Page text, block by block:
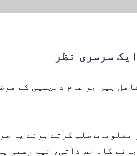
سرسری نظر
ہیں جو عام دلچسپی کے
معلومات طلب کرتے ہوئے یا
گا۔ خط ذاتی، نیم رسمی